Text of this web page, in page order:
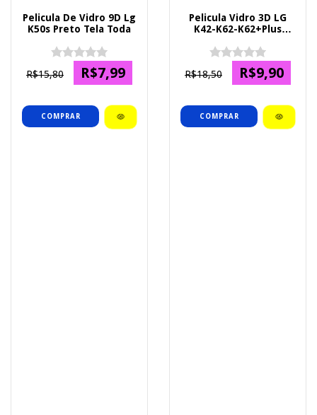
Pelicula De Vidro 9D Lg
K50s Preto Tela Toda
R$15,80 R$7,99
Pelicula Vidro 3D LG
K42-K62-K62+Plus
R$18,50 R$9,90